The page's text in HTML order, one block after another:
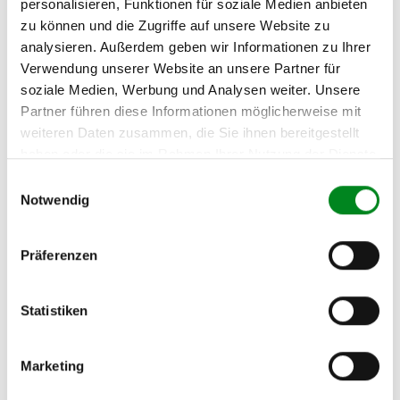
personalisieren, Funktionen für soziale Medien anbieten
zu können und die Zugriffe auf unsere Website zu
analysieren. Außerdem geben wir Informationen zu Ihrer
Verwendung unserer Website an unsere Partner für
soziale Medien, Werbung und Analysen weiter. Unsere
Partner führen diese Informationen möglicherweise mit
weiteren Daten zusammen, die Sie ihnen bereitgestellt
Notwendig
Präferenzen
Statistiken
Marketing
Fahrzeug-Suche für AT-Servopumpen»
Oder einfach nachfragen.
Hersteller/EU Verantwortliche
Person
Hersteller
Unternehmensname:
TMC Turbolader Manufaktur Coesfeld
Am Wasserturm 55, Coesfeld, NRW, 48653, DE